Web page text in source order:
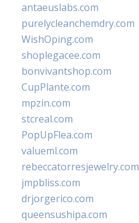
antaeuslabs.com
purelycleanchemdry.com
WishOping.com
shoplegacee.com
bonvivantshop.com
CupPlante.com
mpzin.com
stcreal.com
PopUpFlea.com
valueml.com
rebeccatorresjewelry.com
jmpbliss.com
drjorgerico.com
queensushipa.com